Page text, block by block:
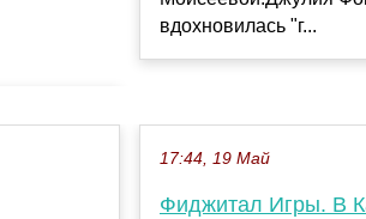
вдохновилась "г...
17:44, 19 Май
Фиджитал Игры. В